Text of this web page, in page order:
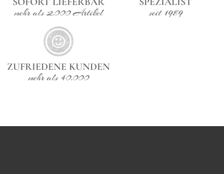
hier Lieferumfang: 1x Tisch, 4 x Stuhl
mehr als 2.000 Artikel seit 1989
ZUFRIEDENE KUNDEN
mehr als 40.000